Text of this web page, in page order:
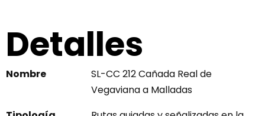
Detalles
Nombre
SL-CC 212 Cañada Real de
Vegaviana a Malladas